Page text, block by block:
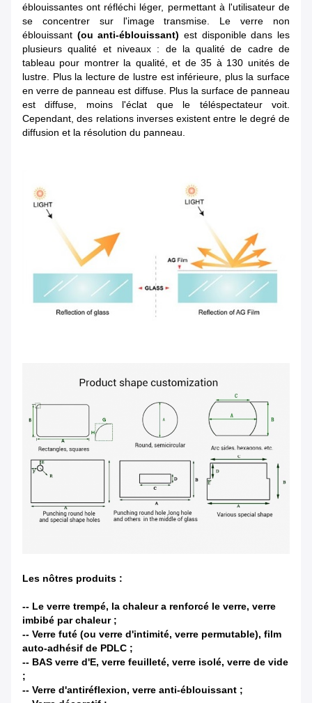
éblouissantes ont réfléchi léger, permettant à l'utilisateur de
se concentrer sur l'image transmise. Le verre non
éblouissant (ou anti-éblouissant) est disponible dans les
plusieurs qualité et niveaux : de la qualité de cadre de
tableau pour montrer la qualité, et de 35 à 130 unités de
lustre. Plus la lecture de lustre est inférieure, plus la surface
en verre de panneau est diffuse. Plus la surface de panneau
est diffuse, moins l'éclat que le téléspectateur voit.
Cependant, des relations inverses existent entre le degré de
diffusion et la résolution du panneau.
Les nôtres produits :
-- Le verre trempé, la chaleur a renforcé le verre, verre
imbibé par chaleur ;
-- Verre futé (ou verre d'intimité, verre permutable), film
auto-adhésif de PDLC ;
-- BAS verre d'E, verre feuilleté, verre isolé, verre de vide
;
-- Verre d'antiréflexion, verre anti-éblouissant ;